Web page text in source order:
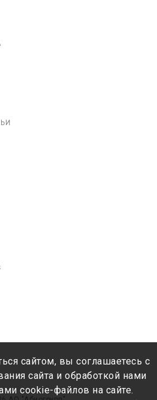
сайтом, вы соглашаетесь с
сайта и обработкой нами
cookie-файлов на сайте.